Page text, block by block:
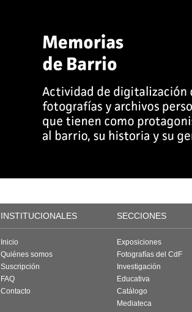
INSTITUCIONALES SECCIONES
Inicio
Quiénes somos
Suscripción
FAQ
Contacto
Exposiciones
Fotografías del CdF
Investigación
Educativa
Catálogo
Mediateca